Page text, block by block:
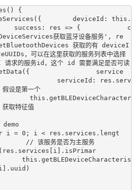
{
deviceId: this.
success: res => {            c
获取蓝牙设备服务', re
获取的有 deviceI
，可以在这里获取的服务列表中选择
请求的服务id，这个 id 需要满足是否可读
service
serviceId: res.serv
是第一个
this.getBLEDeviceCharacter
特征值
i < res.services.lengt
// 该服务是否为主服务
this.getBLEDeviceCharacteris